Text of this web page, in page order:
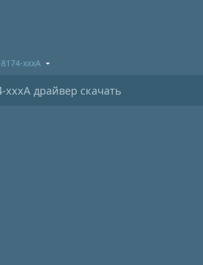
xxxA
xxxA драйвер скачать